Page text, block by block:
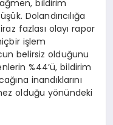
bildirim
Dolandırıcılığa
fazlası olayı rapor
çbir işlem
belirsiz olduğunu
%44’ü, bildirim
inandıklarını
olduğu yönündeki